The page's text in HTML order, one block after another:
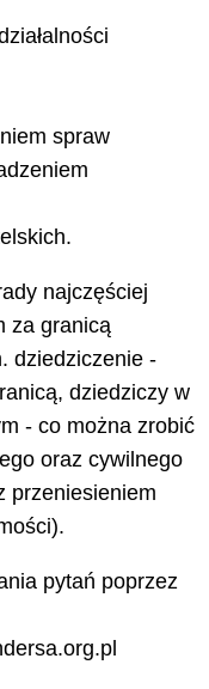
spraw
najczęściej
za granicą
dziedziczenie -
dziedziczy w
- co można zrobić
oraz cywilnego
przeniesieniem
pytań poprzez